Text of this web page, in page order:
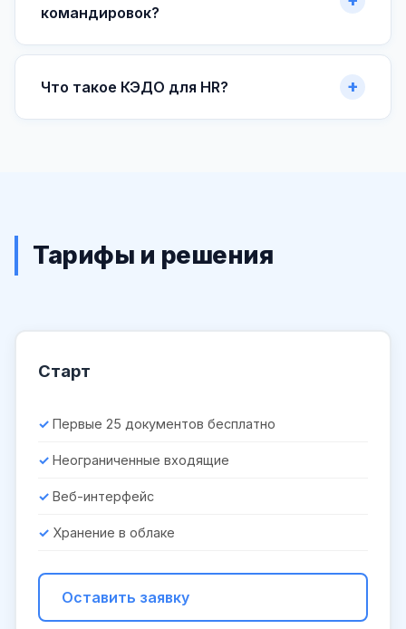
командировок?
Что такое КЭДО для HR?
Тарифы и решения
Старт
Первые 25 документов бесплатно
Неограниченные входящие
Веб-интерфейс
Хранение в облаке
Оставить заявку